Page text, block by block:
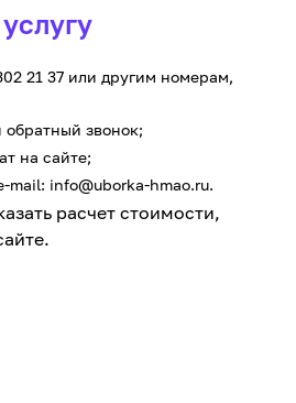
21 37 или другим номерам,
обратный звонок;
на сайте;
mail: info@uborka-hmao.ru.
расчет стоимости,